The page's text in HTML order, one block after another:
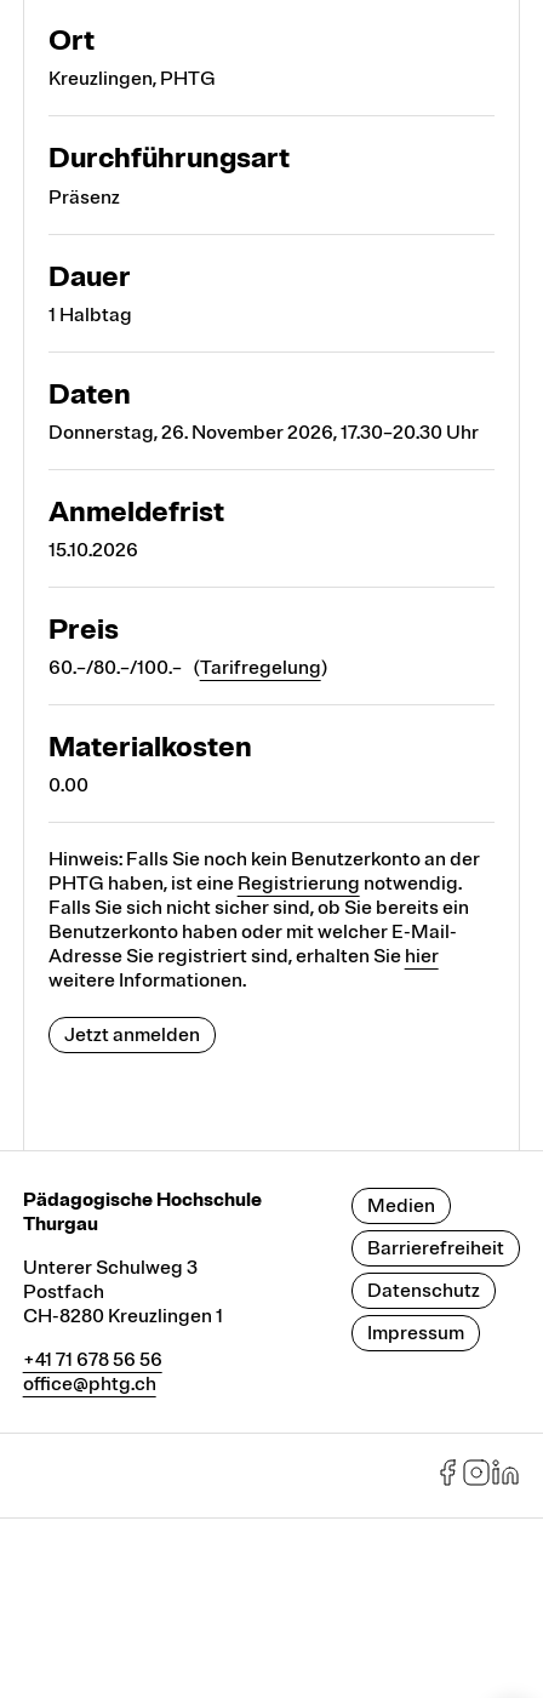
Ort
Kreuzlingen, PHTG
Durchführungsart
Präsenz
Dauer
1 Halbtag
Daten
Donnerstag, 26. November 2026, 17.30–20.30 Uhr
Anmeldefrist
15.10.2026
Preis
60.–/80.–/100.– (Tarifregelung)
Materialkosten
0.00
Hinweis: Falls Sie noch kein Benutzerkonto an der
PHTG haben, ist eine Registrierung notwendig.
Falls Sie sich nicht sicher sind, ob Sie bereits ein
Benutzerkonto haben oder mit welcher E-Mail-
Adresse Sie registriert sind, erhalten Sie hier
weitere Informationen.
Jetzt anmelden
Pädagogische Hochschule
Thurgau
Unterer Schulweg 3
Postfach
CH-8280 Kreuzlingen 1
+41 71 678 56 56
office@phtg.ch
Medien
Barrierefreiheit
Datenschutz
Impressum